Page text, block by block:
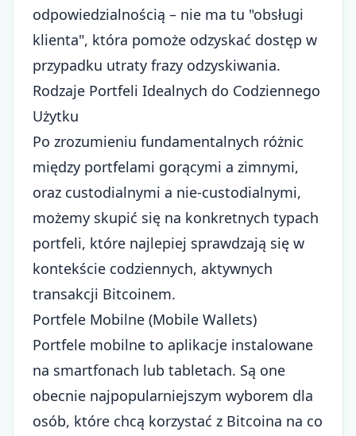
odpowiedzialnością – nie ma tu "obsługi
klienta", która pomoże odzyskać dostęp w
przypadku utraty frazy odzyskiwania.
Rodzaje Portfeli Idealnych do Codziennego
Użytku
Po zrozumieniu fundamentalnych różnic
między portfelami gorącymi a zimnymi,
oraz custodialnymi a nie-custodialnymi,
możemy skupić się na konkretnych typach
portfeli, które najlepiej sprawdzają się w
kontekście codziennych, aktywnych
transakcji Bitcoinem.
Portfele Mobilne (Mobile Wallets)
Portfele mobilne to aplikacje instalowane
na smartfonach lub tabletach. Są one
obecnie najpopularniejszym wyborem dla
osób, które chcą korzystać z Bitcoina na co